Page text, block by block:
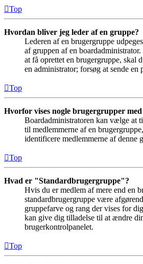
Top
Hvordan bliver jeg leder af en gruppe?
Lederen af en brugergruppe
af gruppen af en
at få oprettet en brugergruppe, skal
en administrator; forsøg at sende en
Top
Hvorfor vises nogle brugergrupper
Boardadministratoren kan vælge at
til medlemmerne af en
identificere medlemmerne af denne
Top
Hvad er "Standardbrugergruppe"?
Hvis du er medlem af mere end en
standardbrugergruppe være
gruppefarve og rang der vises for
kan give dig tilladelse til at ændre
brugerkontrolpanelet.
Top